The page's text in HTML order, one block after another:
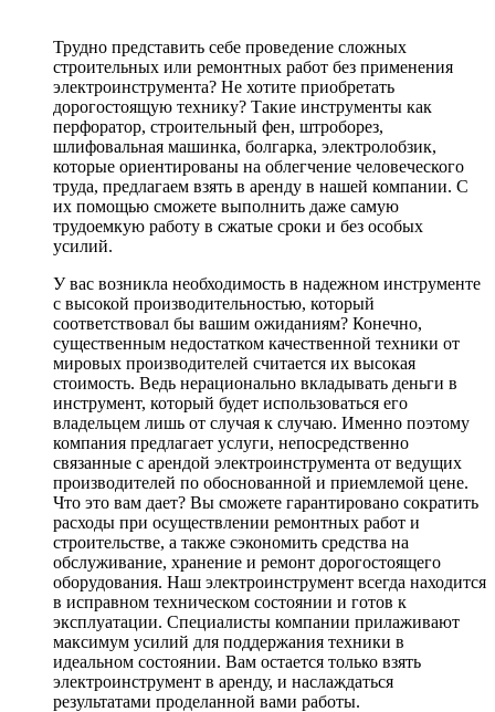
Трудно представить себе проведение сложных
строительных или ремонтных работ без применения
электроинструмента? Не хотите приобретать
дорогостоящую технику? Такие инструменты как
перфоратор, строительный фен, штроборез,
шлифовальная машинка, болгарка, электролобзик,
которые ориентированы на облегчение человеческого
труда, предлагаем взять в аренду в нашей компании. С
их помощью сможете выполнить даже самую
трудоемкую работу в сжатые сроки и без особых
усилий.
У вас возникла необходимость в надежном инструменте
с высокой производительностью, который
соответствовал бы вашим ожиданиям? Конечно,
существенным недостатком качественной техники от
мировых производителей считается их высокая
стоимость. Ведь нерационально вкладывать деньги в
инструмент, который будет использоваться его
владельцем лишь от случая к случаю. Именно поэтому
компания предлагает услуги, непосредственно
связанные с арендой электроинструмента от ведущих
производителей по обоснованной и приемлемой цене.
Что это вам дает? Вы сможете гарантировано сократить
расходы при осуществлении ремонтных работ и
строительстве, а также сэкономить средства на
обслуживание, хранение и ремонт дорогостоящего
оборудования. Наш электроинструмент всегда находится
в исправном техническом состоянии и готов к
эксплуатации. Специалисты компании прилаживают
максимум усилий для поддержания техники в
идеальном состоянии. Вам остается только взять
электроинструмент в аренду, и наслаждаться
результатами проделанной вами работы.